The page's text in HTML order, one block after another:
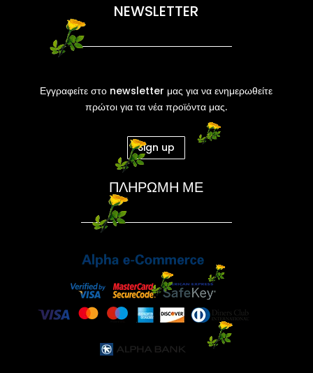
NEWSLETTER
Εγγραφείτε στο newsletter μας για να ενημερωθείτε
πρώτοι για τα νέα προϊόντα μας.
Sign up
ΠΛΗΡΩΜΗ ΜΕ